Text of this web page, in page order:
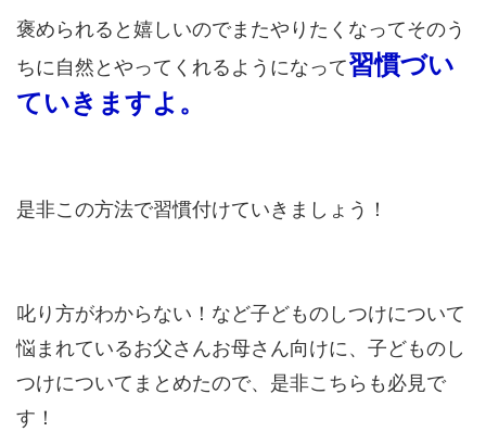
褒められると嬉しいのでまたやりたくなってそのう
ちに自然とやってくれるようになって習慣づい
ていきますよ。
是非この方法で習慣付けていきましょう！
叱り方がわからない！など子どものしつけについて
悩まれているお父さんお母さん向けに、子どものし
つけについてまとめたので、是非こちらも必見で
す！